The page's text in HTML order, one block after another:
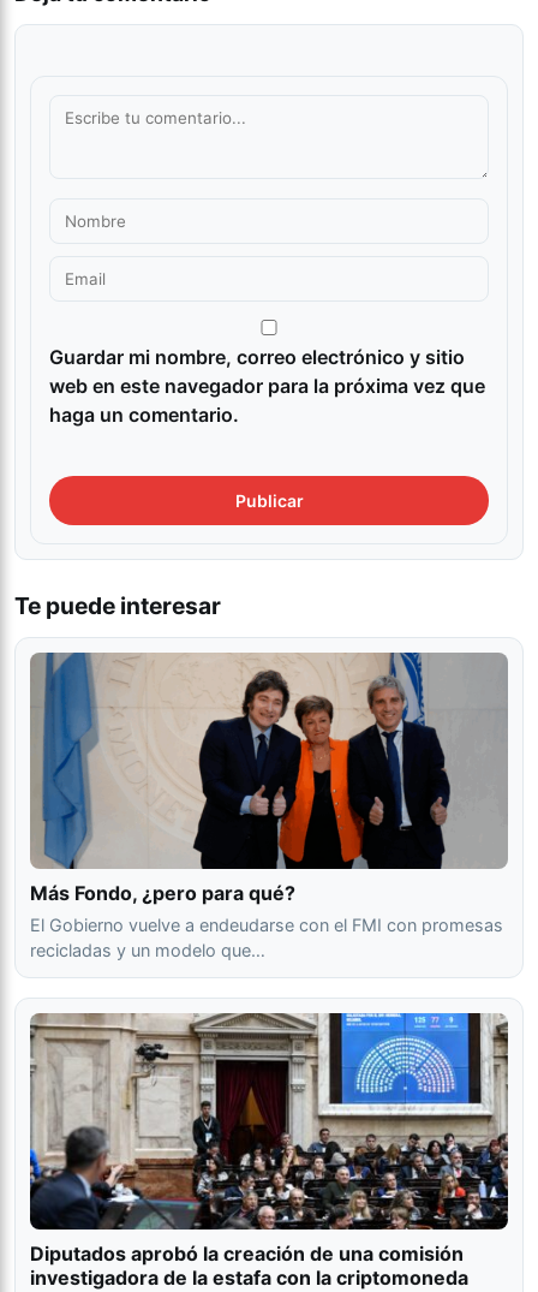
Guardar mi nombre, correo electrónico y sitio
web en este navegador para la próxima vez que
haga un comentario.
Te puede interesar
Más Fondo, ¿pero para qué?
El Gobierno vuelve a endeudarse con el FMI con promesas
recicladas y un modelo que…
Diputados aprobó la creación de una comisión
investigadora de la estafa con la criptomoneda